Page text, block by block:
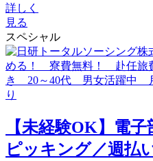
詳しく
見る
スペシャル
【未経験OK】電
ピッキング／週払